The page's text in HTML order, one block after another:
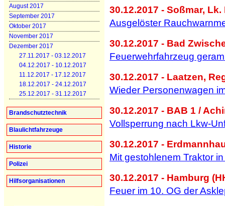
August 2017
September 2017
Oktober 2017
November 2017
Dezember 2017
27.11.2017 - 03.12.2017
04.12.2017 - 10.12.2017
11.12.2017 - 17.12.2017
18.12.2017 - 24.12.2017
25.12.2017 - 31.12.2017
Brandschutztechnik
Blaulichtfahrzeuge
Historie
Polizei
Hilfsorganisationen
30.12.2017 - Soßmar,
Ausgelöster
30.12.2017 - Bad
Feuerwehrfahrzeug
30.12.2017 - Laatzen,
Wieder Personenwagen
30.12.2017 - BAB 1 /
Vollsperrung nach Lkw-
30.12.2017 -
Mit gestohlenem Traktor
30.12.2017 - Hamburg
Feuer im 10. OG der